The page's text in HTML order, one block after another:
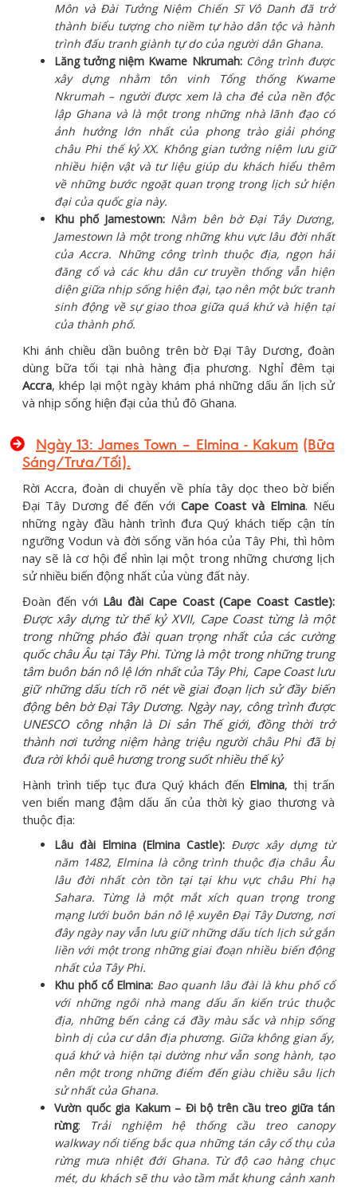
Môn và Đài Tưởng Niệm Chiến Sĩ Vô Danh đã trở
thành biểu tượng cho niềm tự hào dân tộc và hành
trình đấu tranh giành tự do của người dân Ghana.
Lăng tưởng niệm Kwame Nkrumah: Công trình được
xây dựng nhằm tôn vinh Tổng thống Kwame
Nkrumah – người được xem là cha đẻ của nền độc
lập Ghana và là một trong những nhà lãnh đạo có
ảnh hưởng lớn nhất của phong trào giải phóng
châu Phi thế kỷ XX. Không gian tưởng niệm lưu giữ
nhiều hiện vật và tư liệu giúp du khách hiểu thêm
về những bước ngoặt quan trọng trong lịch sử hiện
đại của quốc gia này.
Khu phố Jamestown: Nằm bên bờ Đại Tây Dương,
Jamestown là một trong những khu vực lâu đời nhất
của Accra. Những công trình thuộc địa, ngọn hải
đăng cổ và các khu dân cư truyền thống vẫn hiện
diện giữa nhịp sống hiện đại, tạo nên một bức tranh
sinh động về sự giao thoa giữa quá khứ và hiện tại
của thành phố.
Khi ánh chiều dần buông trên bờ Đại Tây Dương, đoàn
dùng bữa tối tại nhà hàng địa phương. Nghỉ đêm tại
Accra, khép lại một ngày khám phá những dấu ấn lịch sử
và nhịp sống hiện đại của thủ đô Ghana.
Ngày 13: James Town – Elmina - Kakum (Bữa
Sáng/Trưa/Tối).
Rời Accra, đoàn di chuyển về phía tây dọc theo bờ biển
Đại Tây Dương để đến với Cape Coast và Elmina. Nếu
những ngày đầu hành trình đưa Quý khách tiếp cận tín
ngưỡng Vodun và đời sống văn hóa của Tây Phi, thì hôm
nay sẽ là cơ hội để nhìn lại một trong những chương lịch
sử nhiều biến động nhất của vùng đất này.
Đoàn đến với Lâu đài Cape Coast (Cape Coast Castle):
Được xây dựng từ thế kỷ XVII, Cape Coast từng là một
trong những pháo đài quan trọng nhất của các cường
quốc châu Âu tại Tây Phi. Từng là một trong những trung
tâm buôn bán nô lệ lớn nhất của Tây Phi, Cape Coast lưu
giữ những dấu tích rõ nét về giai đoạn lịch sử đầy biến
động bên bờ Đại Tây Dương. Ngày nay, công trình được
UNESCO công nhận là Di sản Thế giới, đồng thời trở
thành nơi tưởng niệm hàng triệu người châu Phi đã bị
đưa rời khỏi quê hương trong suốt nhiều thế kỷ
Hành trình tiếp tục đưa Quý khách đến Elmina, thị trấn
ven biển mang đậm dấu ấn của thời kỳ giao thương và
thuộc địa:
Lâu đài Elmina (Elmina Castle): Được xây dựng từ
năm 1482, Elmina là công trình thuộc địa châu Âu
lâu đời nhất còn tồn tại tại khu vực châu Phi hạ
Sahara. Từng là một mắt xích quan trọng trong
mạng lưới buôn bán nô lệ xuyên Đại Tây Dương, nơi
đây ngày nay vẫn lưu giữ những dấu tích lịch sử gắn
liền với một trong những giai đoạn nhiều biến động
nhất của Tây Phi.
Khu phố cổ Elmina: Bao quanh lâu đài là khu phố cổ
với những ngôi nhà mang dấu ấn kiến trúc thuộc
địa, những bến cảng cá đầy màu sắc và nhịp sống
bình dị của cư dân địa phương. Giữa không gian ấy,
quá khứ và hiện tại dường như vẫn song hành, tạo
nên một trong những điểm đến giàu chiều sâu lịch
sử nhất của Ghana.
Vườn quốc gia Kakum – Đi bộ trên cầu treo giữa tán
rừng: Trải nghiệm hệ thống cầu treo canopy
walkway nổi tiếng bắc qua những tán cây cổ thụ của
rừng mưa nhiệt đới Ghana. Từ độ cao hàng chục
mét, du khách sẽ thu vào tầm mắt khung cảnh xanh